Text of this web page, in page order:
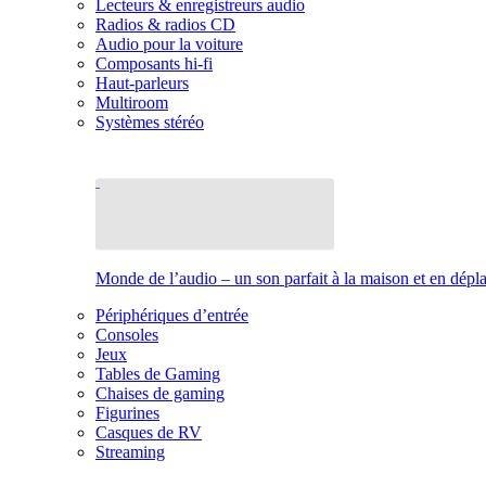
Lecteurs & enregistreurs audio
Radios & radios CD
Audio pour la voiture
Composants hi-fi
Haut-parleurs
Multiroom
Systèmes stéréo
Monde de l’audio – un son parfait à la maison et en
Périphériques d’entrée
Consoles
Jeux
Tables de Gaming
Chaises de gaming
Figurines
Casques de RV
Streaming